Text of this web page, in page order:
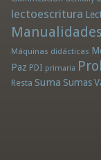
lectoescritura
Manualidades
Máquinas didácticas
Paz PDI primaria
Resta Suma Sumas